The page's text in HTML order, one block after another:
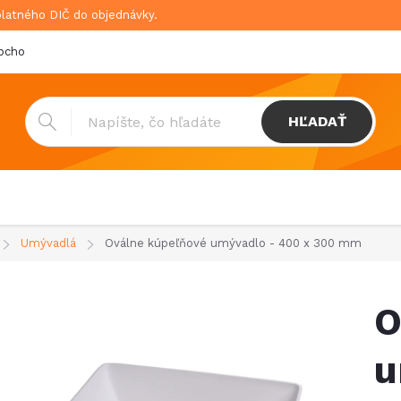
DIČ do objednávky.
podmienky
HĽADAŤ
Umývadlá Oválne kúpeľňové umývadlo - 400 x 300 mm